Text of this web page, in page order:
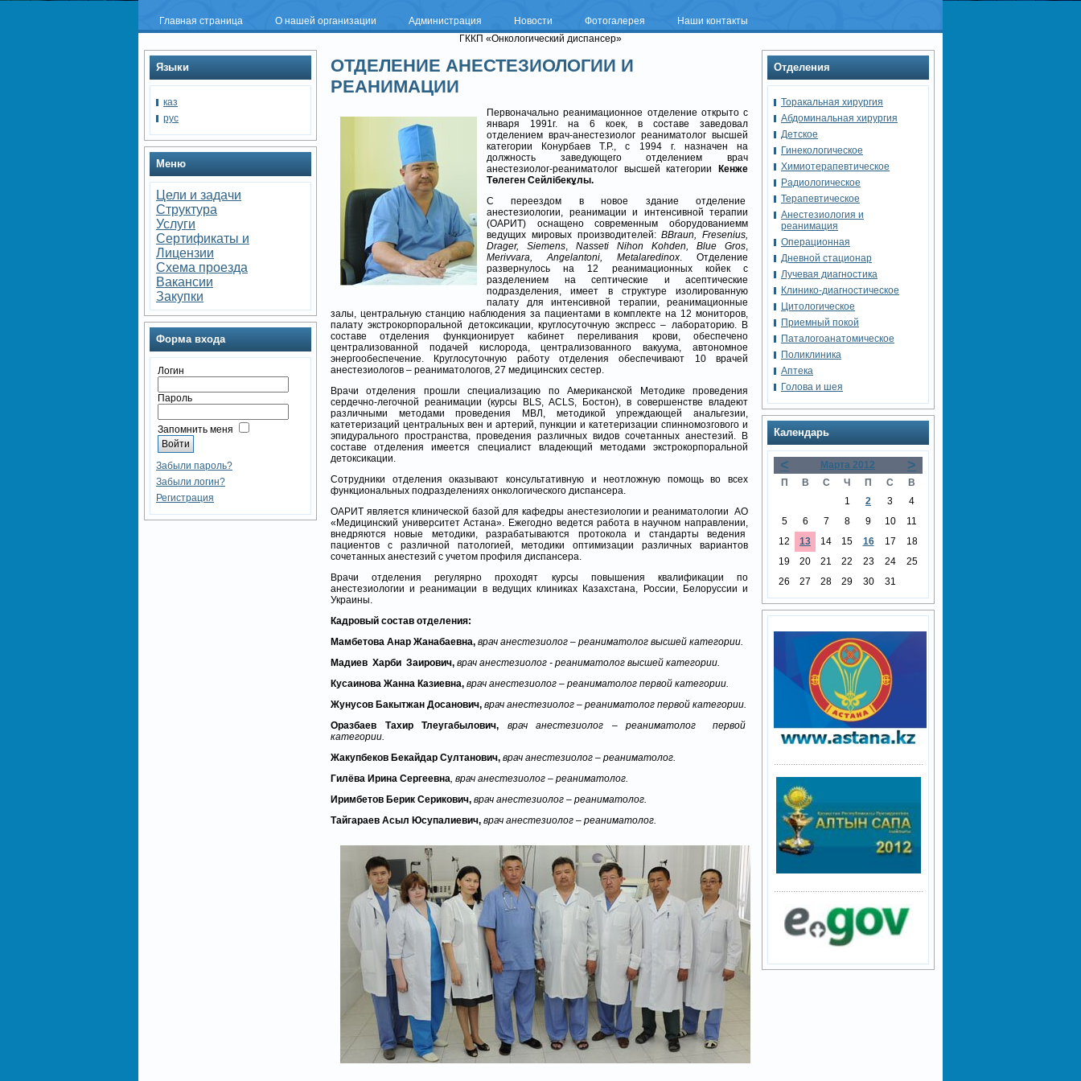
Главная страница О нашей организации Администрация Новости Фотогалерея
Наши контакты
ГККП «Онкологический диспансер»
Языки
каз
рус
Меню
Цели и задачи
Структура
Услуги
Сертификаты и
Лицензии
Схема проезда
Вакансии
Закупки
Форма входа
Логин
Пароль
Запомнить меня
Забыли пароль?
Забыли логин?
Регистрация
ОТДЕЛЕНИЕ АНЕСТЕЗИОЛОГИИ И
РЕАНИМАЦИИ
Первоначально реанимационное отделение открыто с
января 1991г. на 6 коек, в составе заведовал
отделением врач-анестезиолог реаниматолог высшей
категории Конурбаев Т.Р., с 1994 г. назначен на
должность заведующего отделением врач
анестезиолог-реаниматолог высшей категории
Кенже
Төлеген Сейлібекұлы.
С переездом в новое здание отделение
анестезиологии, реанимации и интенсивной терапии
(ОАРИТ) оснащено современным оборудованиемм
ведущих мировых производителей:BBraun, Fresenius,
Drager, Siemens, Nasseti Nihon Kohden, Blue Gros,
Merivvara,
Angelantoni, Metalaredinox. Отделение
развернулось на 12 реанимационных койек с
разделением на септические и асептические
подразделения, имеет в структуре изолированную
палату для интенсивной терапии, реанимационные
залы, центральную станцию наблюдения за пациентами в комплекте на 12 мониторов,
палату экстрокорпоральной детоксикации, круглосуточную экспресс – лабораторию. В
составе отделения функционирует кабинет переливания крови, обеспечено
централизованной подачей кислорода, централизованного вакуума, автономное
энергообеспечение. Круглосуточную работу отделения обеспечивают 10 врачей
анестезиологов – реаниматологов, 27 медицинских сестер.
Врачи отделения прошли специализацию по Американской Методике проведения
сердечно-легочной реанимации (курсы BLS, ACLS, Бостон), в совершенстве владеют
различными методами проведения МВЛ, методикой упреждающей анальгезии,
катетеризаций центральных вен и артерий, пункции и катетеризации спинномозгового и
эпидурального пространства, проведения различных видов сочетанных анестезий. В
составе отделения имеется специалист владеющий методами экстрокорпоральной
детоксикации.
Сотрудники отделения оказывают консультативную и неотложную помощь во всех
функциональных подразделениях онкологического диспансера.
ОАРИТ является клинической базой для кафедры анестезиологии и реаниматологии АО
«Медицинский университет Астана». Ежегодно ведется работа в научном направлении,
внедряются новые методики, разрабатываются протокола и стандарты ведения
пациентов с различной патологией, методики оптимизации различных вариантов
сочетанных анестезий с учетом профиля диспансера.
Врачи отделения регулярно проходят курсы повышения квалификации по
анестезиологии и реанимации в ведущих клиниках Казахстана, России, Белоруссии и
Украины.
Кадровый состав отделения:
Мамбетова Анар Жанабаевна, врач анестезиолог – реаниматолог высшей категории.
Мадиев Харби Заирович, врач анестезиолог - реаниматолог высшей категории.
Кусаинова Жанна Казиевна, врач анестезиолог – реаниматолог первой категории.
Жунусов Бакытжан Досанович, врач анестезиолог – реаниматолог первой категории.
Оразбаев Тахир Тлеугабылович,
врач анестезиолог – реаниматолог первой
категории.
Жакупбеков Бекайдар Султанович, врач анестезиолог – реаниматолог.
Гилёва Ирина Сергеевна, врач анестезиолог – реаниматолог.
Иримбетов Берик Серикович, врач анестезиолог – реаниматолог.
Тайгараев Асыл Юсупалиевич, врач анестезиолог – реаниматолог.
Отделения
Торакальная хирургия
Абдоминальная хирургия
Детское
Гинекологическое
Химиотерапевтическое
Радиологическое
Терапевтическое
Анестезиология и
реанимация
Операционная
Дневной стационар
Лучевая диагностика
Клинико-диагностическое
Цитологическое
Приемный покой
Паталогоанатомическое
Поликлиника
Аптека
Голова и шея
Календарь
< Марта 2012 >
П В С Ч П С
В
1
2 3
4
5
6 7 8 9 10
11
12
13 14 15 16 17
18
19
20 21 22 23 24
25
26
27 28 29 30 31
..............................................................
..............................................................